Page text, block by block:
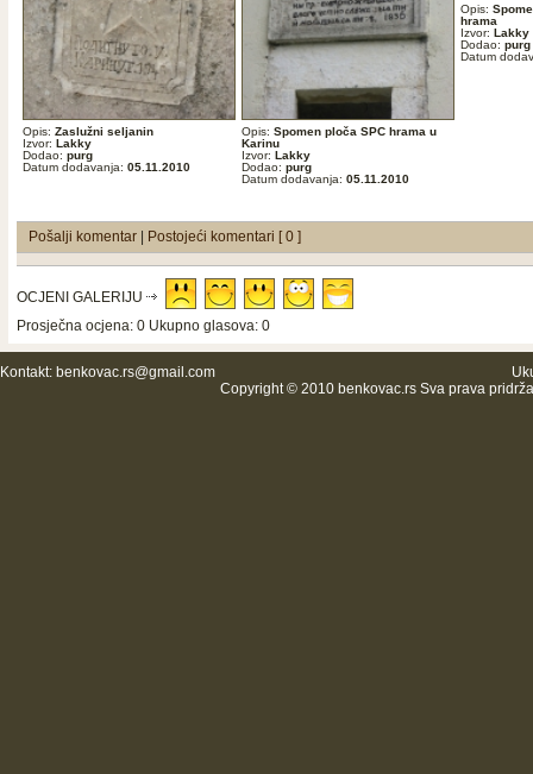
Opis: Zaslužni seljanin
Izvor: Lakky
Dodao: purg
Datum dodavanja: 05.11.2010
Opis: Spomen ploča SPC hrama u
Karinu
Izvor: Lakky
Dodao: purg
Datum dodavanja: 05.11.2010
Opis:
hrama
Izvor: Lakky
Dodao: purg
Datum
Pošalji komentar Postojeći komentari [ 0 ]
OCJENI GALERIJU
Prosječna ocjena: 0 Ukupno glasova: 0
Kontakt: benkovac.rs@gmail.com
Copyright © 2010 benkovac.rs Sva prava